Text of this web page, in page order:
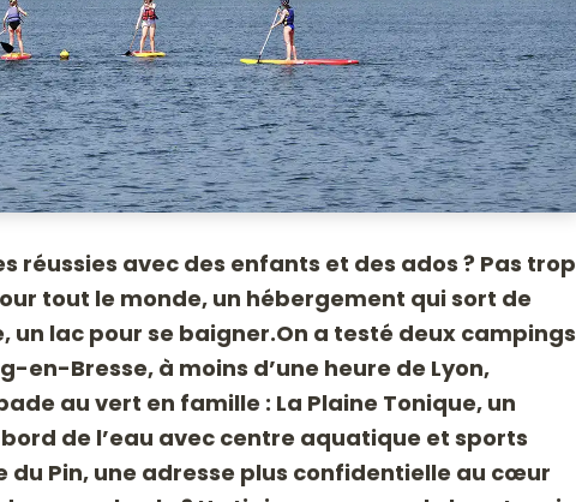
réussies avec des enfants et des ados ? Pas trop
tout le monde, un hébergement qui sort de
un lac pour se baigner.On a testé deux campings
en-Bresse, à moins d’une heure de Lyon,
au vert en famille : La Plaine Tonique, un
de l’eau avec centre aquatique et sports
du Pin, une adresse plus confidentielle au cœur